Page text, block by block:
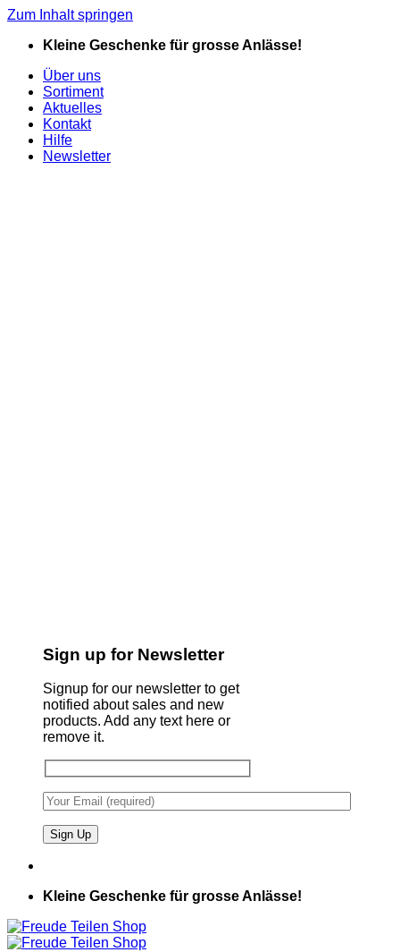
Zum Inhalt springen
Kleine Geschenke für grosse Anlässe!
Über uns
Sortiment
Aktuelles
Kontakt
Hilfe
Newsletter
Sign up for Newsletter
Signup for our newsletter to get
notified about sales and new
products. Add any text here or
remove it.
Kleine Geschenke für grosse Anlässe!